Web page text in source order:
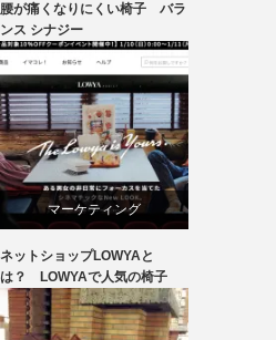
ワークチェア
腰が痛くなりにくい椅子 バラ
ンス シナジー
マーケティング
ライフスタイル
ワークチェア
ネットショップLOWYAと
は？ LOWYAで人気の椅子